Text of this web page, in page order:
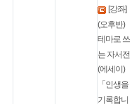
[강좌]
(오후반)
테마로 쓰
는 자서전
(에세이)
「인생을
기록합니